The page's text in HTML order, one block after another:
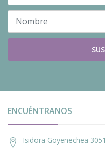
ENCUÉNTRANOS
Isidora Goyenechea